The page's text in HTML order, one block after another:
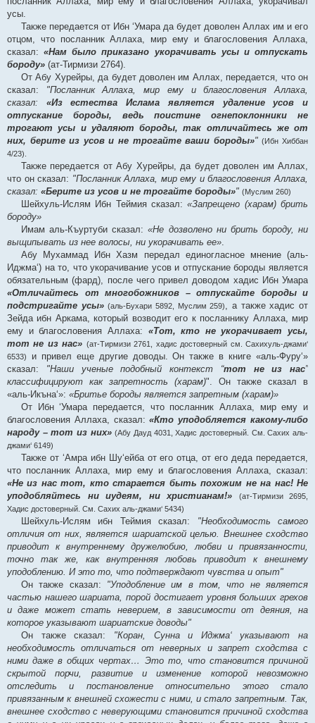
усы.
Также передается от Ибн ‘Умара да будет доволен Аллах им и его
отцом, что посланник Аллаха, мир ему и благословения Аллаха,
сказал:«Нам было приказано укорачивать усы и отпускать
бороду» (ат-Тирмизи 2764).
От Абу Хурейры, да будет доволен им Аллах, передается, что он
сказал: "Посланник Аллаха, мир ему и благословения Аллаха,
сказал: «Из естества Ислама является удаление усов и
отпускание бороды, ведь поистине огнепоклонники не
трогают усы и удаляют бороды, так отличайтесь же от
них, берите из усов и не трогайте ваши бороды»" (Ибн Хиббан
4/23).
Также передается от Абу Хурейры, да будет доволен им Аллах,
что он сказал: "Посланник Аллаха, мир ему и благословения Аллаха,
сказал: «Берите из усов и не трогайте бороды»" (Муслим 260)
Шейхуль-Ислям Ибн Теймия сказал:«Запрещено (харам) брить
бороду»
Имам аль-Къуртуби сказал:«Не дозволено ни брить бороду, ни
выщипывать из нее волосы, ни укорачивать ее»
Абу Мухаммад Ибн Хазм передал единогласное мнение (аль-
Иджма‘) на то, что укорачивание усов и отпускание бороды является
обязательным (фард), после чего привел доводом хадис Ибн Умара
«Отличайтесь от многобожников – отпускайте бороды и
подстригайте усы» (аль-Бухари 5892, Муслим 259)
, а также хадис от
Зейда ибн Аркама, который возводит его к посланнику Аллаха, мир
ему и благословения Аллаха: «Тот, кто не укорачивает усы,
тот не из нас» (ат-Тирмизи 2761, хадис достоверный см. Сахихуль-джами‘
6533)
и привел еще другие доводы. Он также в книге «аль-Фуру‘»
сказал: "Наши ученые подобный контекст “тот не из нас”
классифицируют как запретность (харам)". Он также сказал в
«аль-Икъна‘»: «Бритье бороды является запретным (харам)»
От Ибн ‘Умара передается, что посланник Аллаха, мир ему и
благословения Аллаха, сказал:«Кто уподобляется какому-либо
народу – тот из них» (Абу Дауд 4031, Хадис достоверный. См. Сахих аль-
джами‘ 6149)
Также от ‘Амра ибн Шу‘ейба от его отца, от его деда передается,
что посланник Аллаха, мир ему и благословения Аллаха, сказал:
«Не из нас тот, кто старается быть похожим не на нас! Не
уподобляйтесь ни иудеям, ни христианам!»
(ат-Тирмизи 2695,
Хадис достоверный. См. Сахих аль-джами‘ 5434)
Шейхуль-Ислям ибн Теймия сказал: "Необходимость самого
отличия от них, является шариатской целью. Внешнее сходство
приводит к внутреннему дружелюбию, любви и привязанности,
точно так же, как внутренняя любовь приводит к внешнему
уподоблению. И это то, что подтверждают чувства и опыт"
Он также сказал: "Уподобление им в том, что не является
частью нашего шариата, порой достигает уровня больших грехов
и даже может стать неверием, в зависимости от деяния, на
которое указывают шариатские доводы"
Он также сказал: "Коран, Сунна и Иджма‘ указывают на
необходимость отличаться от неверных и запрет сходства с
ними даже в общих чертах… Это то, что становится причиной
скрытой порчи, развитие и изменение которой невозможно
отследить и постановление относительно этого стало
привязанным к внешней схожести с ними, и стало запретным. Так,
внешнее сходство с неверующими становится причиной сходства